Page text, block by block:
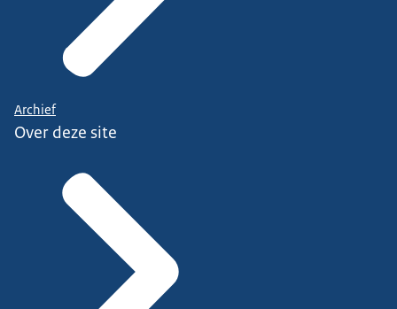
Archief
Over deze site